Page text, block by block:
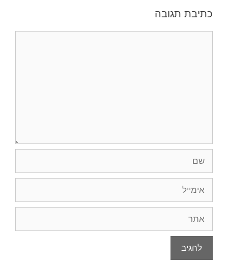
כתיבת תגובה